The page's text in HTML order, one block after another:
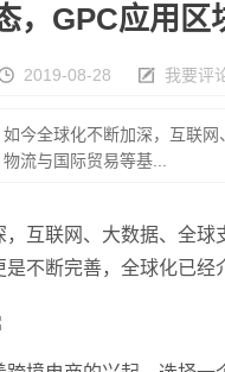
，GPC应用
2019-08-28 我要评
如今全球化不断加深，互联网
物流与国际贸易等基...
互联网、大数据、全
不断完善，全球化已经